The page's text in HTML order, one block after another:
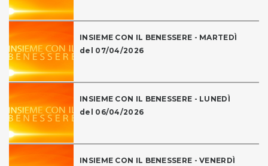
INSIEME CON IL BENESSERE - MARTEDÌ
del 07/04/2026
INSIEME CON IL BENESSERE - LUNEDÌ
del 06/04/2026
INSIEME CON IL BENESSERE - VENERDÌ